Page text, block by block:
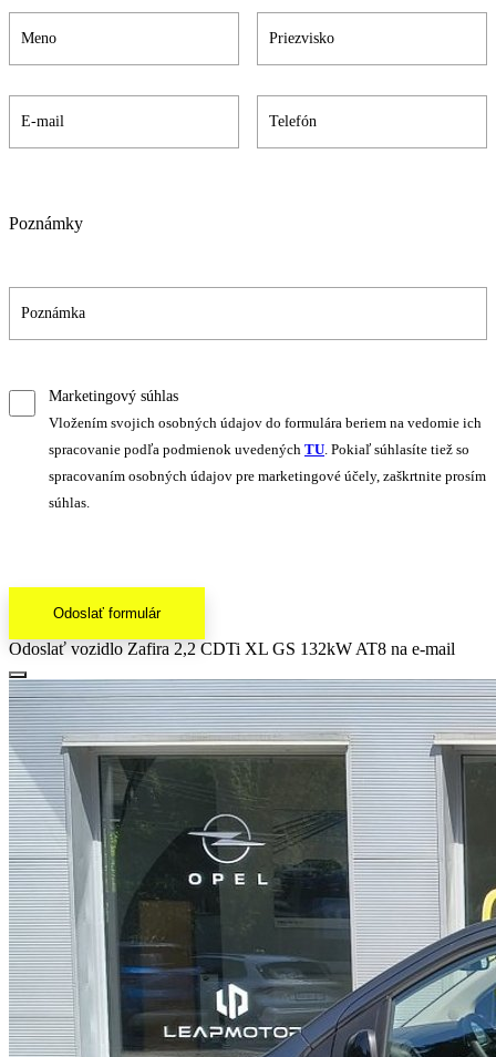
Poznámky
Marketingový súhlas
Vložením svojich osobných údajov do formulára beriem na vedomie ich
spracovanie podľa podmienok uvedených TU. Pokiaľ súhlasíte tiež so
spracovaním osobných údajov pre marketingové účely, zaškrtnite prosím
súhlas.
Odoslať formulár
Odoslať vozidlo Zafira 2,2 CDTi XL GS 132kW AT8 na e-mail